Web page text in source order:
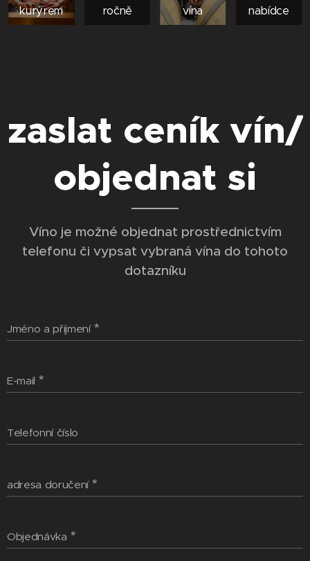
kurýrem
ročně
vína
nabídce
zaslat ceník vín/
objednat si
Víno je možné objednat prostřednictvím
telefonu či vypsat vybraná vína do tohoto
dotazníku
Jméno a příjmení
E-mail
Telefonní číslo
adresa doručení
Objednávka